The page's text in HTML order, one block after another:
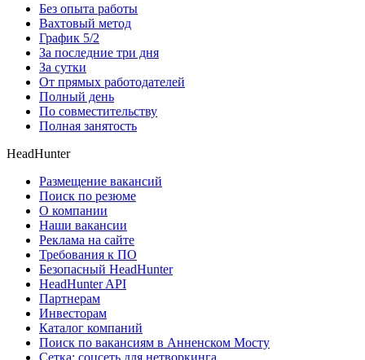
Без опыта работы
Вахтовый метод
График 5/2
За последние три дня
За сутки
От прямых работодателей
Полный день
По совместительству
Полная занятость
HeadHunter
Размещение вакансий
Поиск по резюме
О компании
Наши вакансии
Реклама на сайте
Требования к ПО
Безопасный HeadHunter
HeadHunter API
Партнерам
Инвесторам
Каталог компаний
Поиск по вакансиям в Анненском Мосту
Сетка: соцсеть для нетворкинга